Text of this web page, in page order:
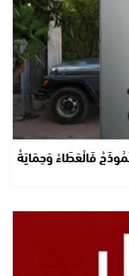
فَالْعَطَاءْ وَحِمَايَةْ